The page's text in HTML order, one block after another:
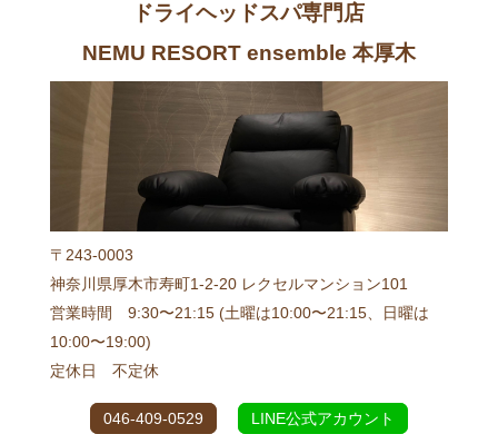
ドライヘッドスパ専門店
NEMU RESORT ensemble 本厚木
〒243-0003
神奈川県厚木市寿町1-2-20 レクセルマンション101
営業時間 9:30〜21:15 (土曜は10:00〜21:15、日曜は
10:00〜19:00)
定休日 不定休
046-409-0529 LINE公式アカウント